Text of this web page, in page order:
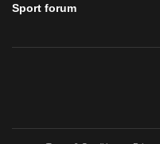
Sport forum